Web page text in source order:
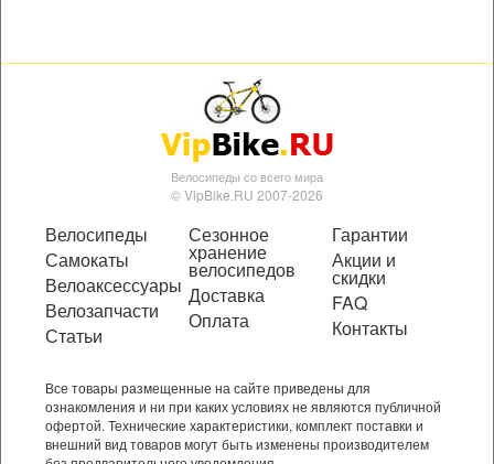
Велосипеды со всего мира
© VipBike.RU 2007-2026
Велосипеды
Самокаты
Велоаксессуары
Велозапчасти
Статьи
Сезонное
хранение
велосипедов
Доставка
Оплата
Гарантии
Акции и
скидки
FAQ
Контакты
Все товары размещенные на сайте приведены для
ознакомления и ни при каких условиях не являются публичной
офертой. Технические характеристики, комплект поставки и
внешний вид товаров могут быть изменены производителем